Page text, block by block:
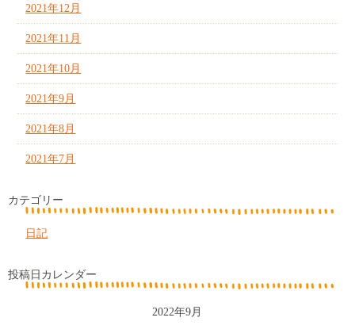
2021年12月
2021年11月
2021年10月
2021年9月
2021年8月
2021年7月
カテゴリー
日記
投稿日カレンダー
2022年9月